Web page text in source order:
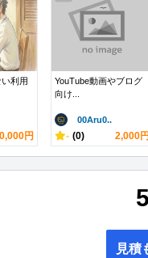
利用
円
YouTube動画やブログ
向け...
00Aru0..
- (0) 2,000円
見積